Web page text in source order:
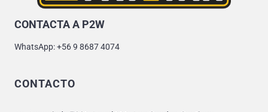
CONTACTA A P2W
WhatsApp: +56 9 8687 4074
CONTACTO